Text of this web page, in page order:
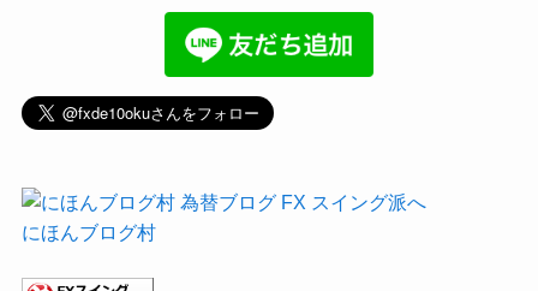
にほんブログ村